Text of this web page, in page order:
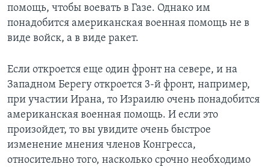
помощь, чтобы воевать в Газе. Однако им
понадобится американская военная помощь не в
виде войск, а в виде ракет.
Если откроется еще один фронт на севере, и на
Западном Берегу откроется 3-й фронт, например,
при участии Ирана, то Израилю очень понадобится
американская военная помощь. И если это
произойдет, то вы увидите очень быстрое
изменение мнения членов Конгресса,
относительно того, насколько срочно необходимо